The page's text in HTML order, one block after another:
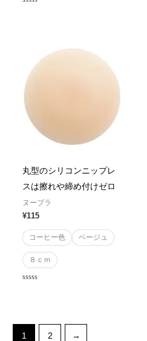
丸型のシリコンニップレ
スは擦れや締め付けゼロ
ヌーブラ
¥115
コーヒー色 ベージュ
８ｃｍ
1 2 →